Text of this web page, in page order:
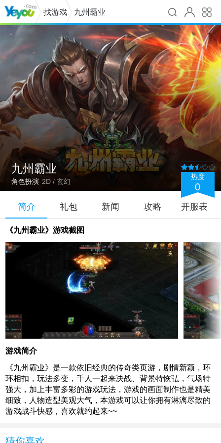
找游戏 九州霸业
九州霸业
角色扮演 2D / 玄幻
热度
0
简介 礼包 新闻 攻略 开服表
《九州霸业》游戏截图
游戏简介
《九州霸业》是一款依旧经典的传奇类页游，剧情新颖，环
环相扣，玩法多变，千人一起来决战、背景特恢弘，气场特
强大，加上丰富多彩的游戏玩法，游戏的画面制作也是精美
细致，人物造型美观大气，本游戏可以让你拥有淋漓尽致的
游戏战斗快感，喜欢就约起来~~